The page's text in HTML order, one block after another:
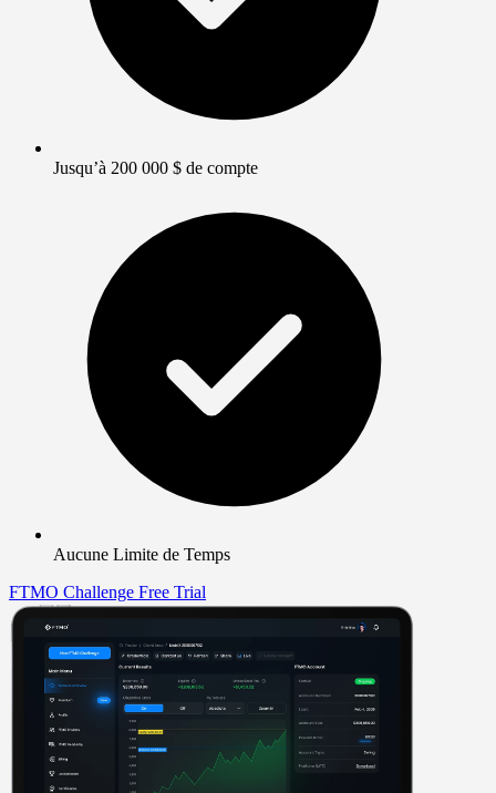
Jusqu’à 200 000 $ de compte
Aucune Limite de Temps
FTMO Challenge Free Trial